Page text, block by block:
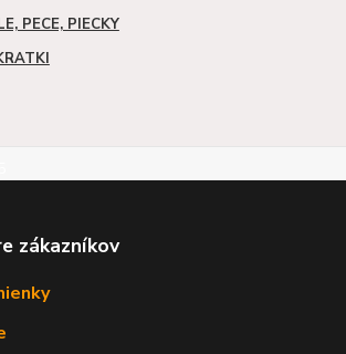
PECE, PIECKY
zákazníkov